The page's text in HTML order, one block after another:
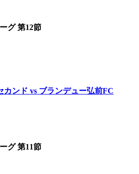
グ 第12節
ンド vs ブランデュー弘前FC
グ 第11節